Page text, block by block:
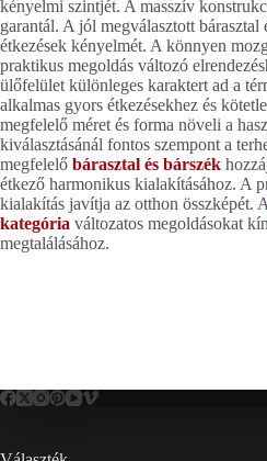
kényelmi szintjét. A masszív
garantál. A jól megválasztott bárasztal
étkezések kényelmét. A könnyen
praktikus megoldás változó
ülőfelület különleges karaktert ad a
alkalmas gyors étkezésekhez és
megfelelő méret és forma növeli a
kiválasztásánál fontos szempont a
megfelelő bárasztal és bárszék
étkező harmonikus kialakításához. A
kialakítás javítja az otthon összképét. A
kategória változatos megoldásokat
megtalálásához.